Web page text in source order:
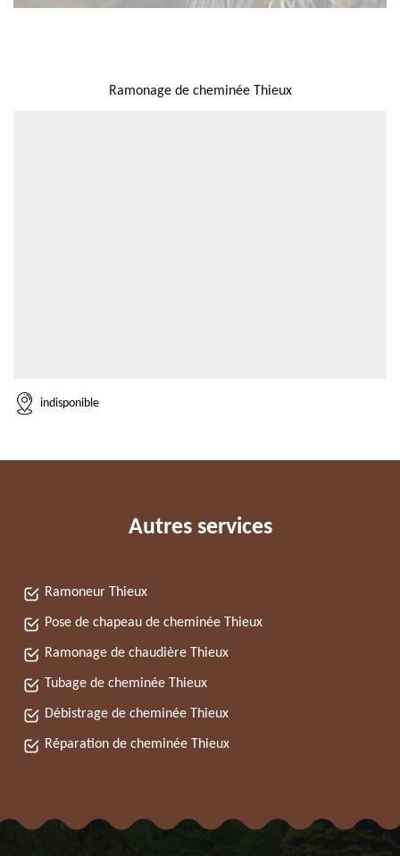
Ramonage de cheminée Thieux
indisponible
Autres services
Ramoneur Thieux
Pose de chapeau de cheminée Thieux
Ramonage de chaudière Thieux
Tubage de cheminée Thieux
Débistrage de cheminée Thieux
Réparation de cheminée Thieux